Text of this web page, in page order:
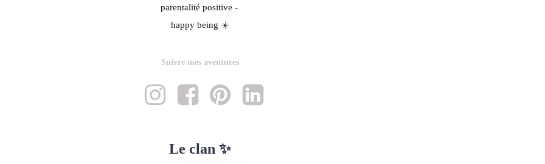
parentalité positive -
happy being ☀️
Suivre mes aventures
Le clan ✨